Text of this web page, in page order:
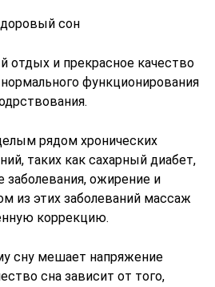
сон
отдых и прекрасное качество
функционирования
рядом хронических
таких как сахарный диабет,
ожирение и
из этих заболеваний массаж
коррекцию.
сну мешает напряжение
сна зависит от того,